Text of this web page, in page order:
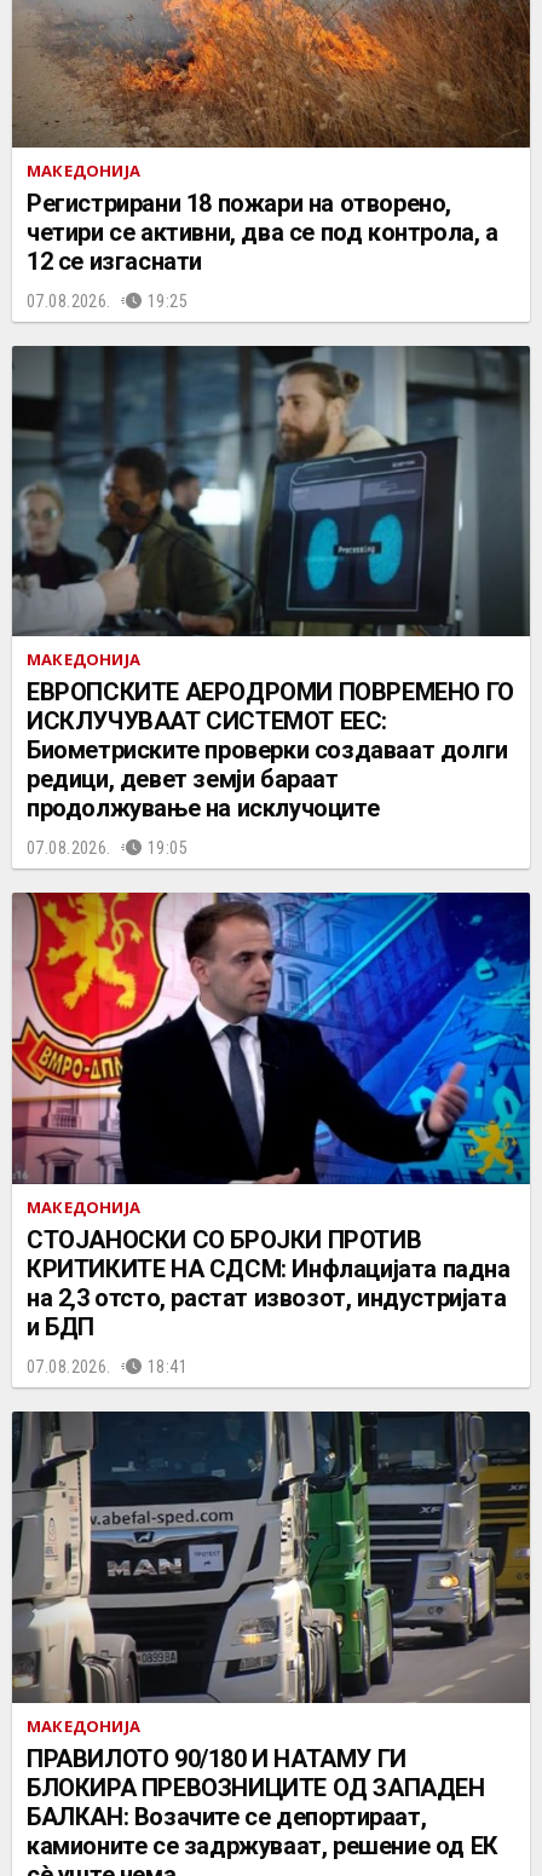
МАКЕДОНИЈА
Регистрирани 18 пожари на отворено,
четири се активни, два се под контрола, а
12 се изгаснати
07.08.2026. 19:25
МАКЕДОНИЈА
ЕВРОПСКИТЕ АЕРОДРОМИ ПОВРЕМЕНО ГО
ИСКЛУЧУВААТ СИСТЕМОТ ЕЕС:
Биометриските проверки создаваат долги
редици, девет земји бараат
продолжување на исклучоците
07.08.2026. 19:05
МАКЕДОНИЈА
СТОЈАНОСКИ СО БРОЈКИ ПРОТИВ
КРИТИКИТЕ НА СДСМ: Инфлацијата падна
на 2,3 отсто, растат извозот, индустријата
и БДП
07.08.2026. 18:41
МАКЕДОНИЈА
ПРАВИЛОТО 90/180 И НАТАМУ ГИ
БЛОКИРА ПРЕВОЗНИЦИТЕ ОД ЗАПАДЕН
БАЛКАН: Возачите се депортираат,
камионите се задржуваат, решение од ЕК